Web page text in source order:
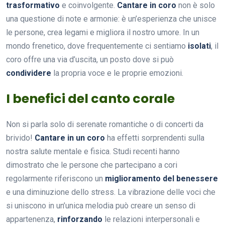
trasformativo e coinvolgente. Cantare in coro non è solo
una questione di note e armonie: è un’esperienza che unisce
le persone, crea legami e migliora il nostro umore. In un
mondo frenetico, dove frequentemente ci sentiamo isolati, il
coro offre una via d’uscita, un posto dove si può
condividere la propria voce e le proprie emozioni.
I benefici del canto corale
Non si parla solo di serenate romantiche o di concerti da
brivido! Cantare in un coro ha effetti sorprendenti sulla
nostra salute mentale e fisica. Studi recenti hanno
dimostrato che le persone che partecipano a cori
regolarmente riferiscono un miglioramento del benessere
e una diminuzione dello stress. La vibrazione delle voci che
si uniscono in un’unica melodia può creare un senso di
appartenenza, rinforzando le relazioni interpersonali e